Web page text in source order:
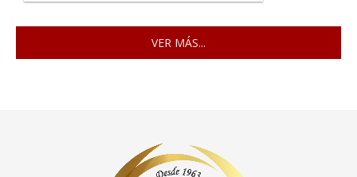
VER MÁS...